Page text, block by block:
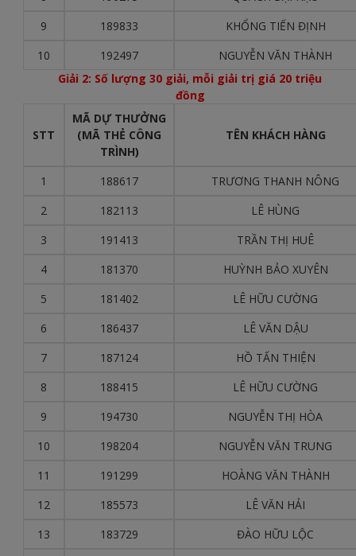
9
189833
KHỔNG TIẾN ĐỊNH
10
192497
NGUYỄN VĂN THÀNH
Giải 2: Số lượng 30 giải, mỗi giải trị giá 20 triệu
đồng
STT
MÃ DỰ THƯỞNG
(MÃ THẺ CÔNG
TRÌNH)
TÊN KHÁCH HÀNG
1 188617
TRƯƠNG THANH NÔNG
2
182113
LÊ HÙNG
3
191413
TRẦN THỊ HUÊ
4
181370
HUỲNH BẢO XUYÊN
5
181402
LÊ HỮU CƯỜNG
6
186437
LÊ VĂN DẬU
7
187124
HỒ TẤN THIỆN
8
188415
LÊ HỮU CƯỜNG
9
194730
NGUYỄN THỊ HÒA
10
198204
NGUYỄN VĂN TRUNG
11
191299
HOÀNG VĂN THÀNH
12
185573
LÊ VĂN HẢI
13
183729
ĐÀO HỮU LỘC